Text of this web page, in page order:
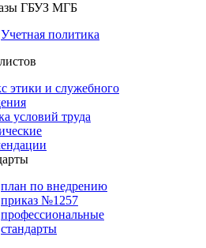
ГБУЗ МГБ
Учетная политика
этики и служебного
условий труда
план по внедрению
приказ №1257
профессиональные
стандарты